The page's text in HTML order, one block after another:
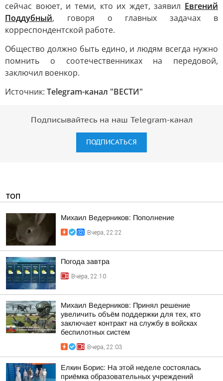
сейчас воюет, и теми, кто их ждет, заявил Евгений
Поддубный, говоря о главных задачах в
корреспондентской работе.
Общество должно быть едино, и людям всегда нужно
помнить о соотечественниках на передовой,
заключил военкор.
Источник: Telegram-канал "ВЕСТИ"
Подписывайтесь на наш Telegram-канал
ПОДПИСАТЬСЯ
ТОП
Михаил Ведерников: Пополнение
Вчера, 22:22
Погода завтра
Вчера, 22:10
Михаил Ведерников: Принял решение
увеличить объём поддержки для тех, кто
заключает контракт на службу в войсках
беспилотных систем
Вчера, 22:03
Елкин Борис: На этой неделе состоялась
приёмка образовательных учреждений